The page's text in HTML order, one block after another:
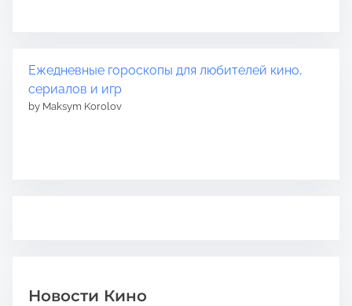
Ежедневные гороскопы для любителей кино,
сериалов и игр
by Maksym Korolov
Новости Кино